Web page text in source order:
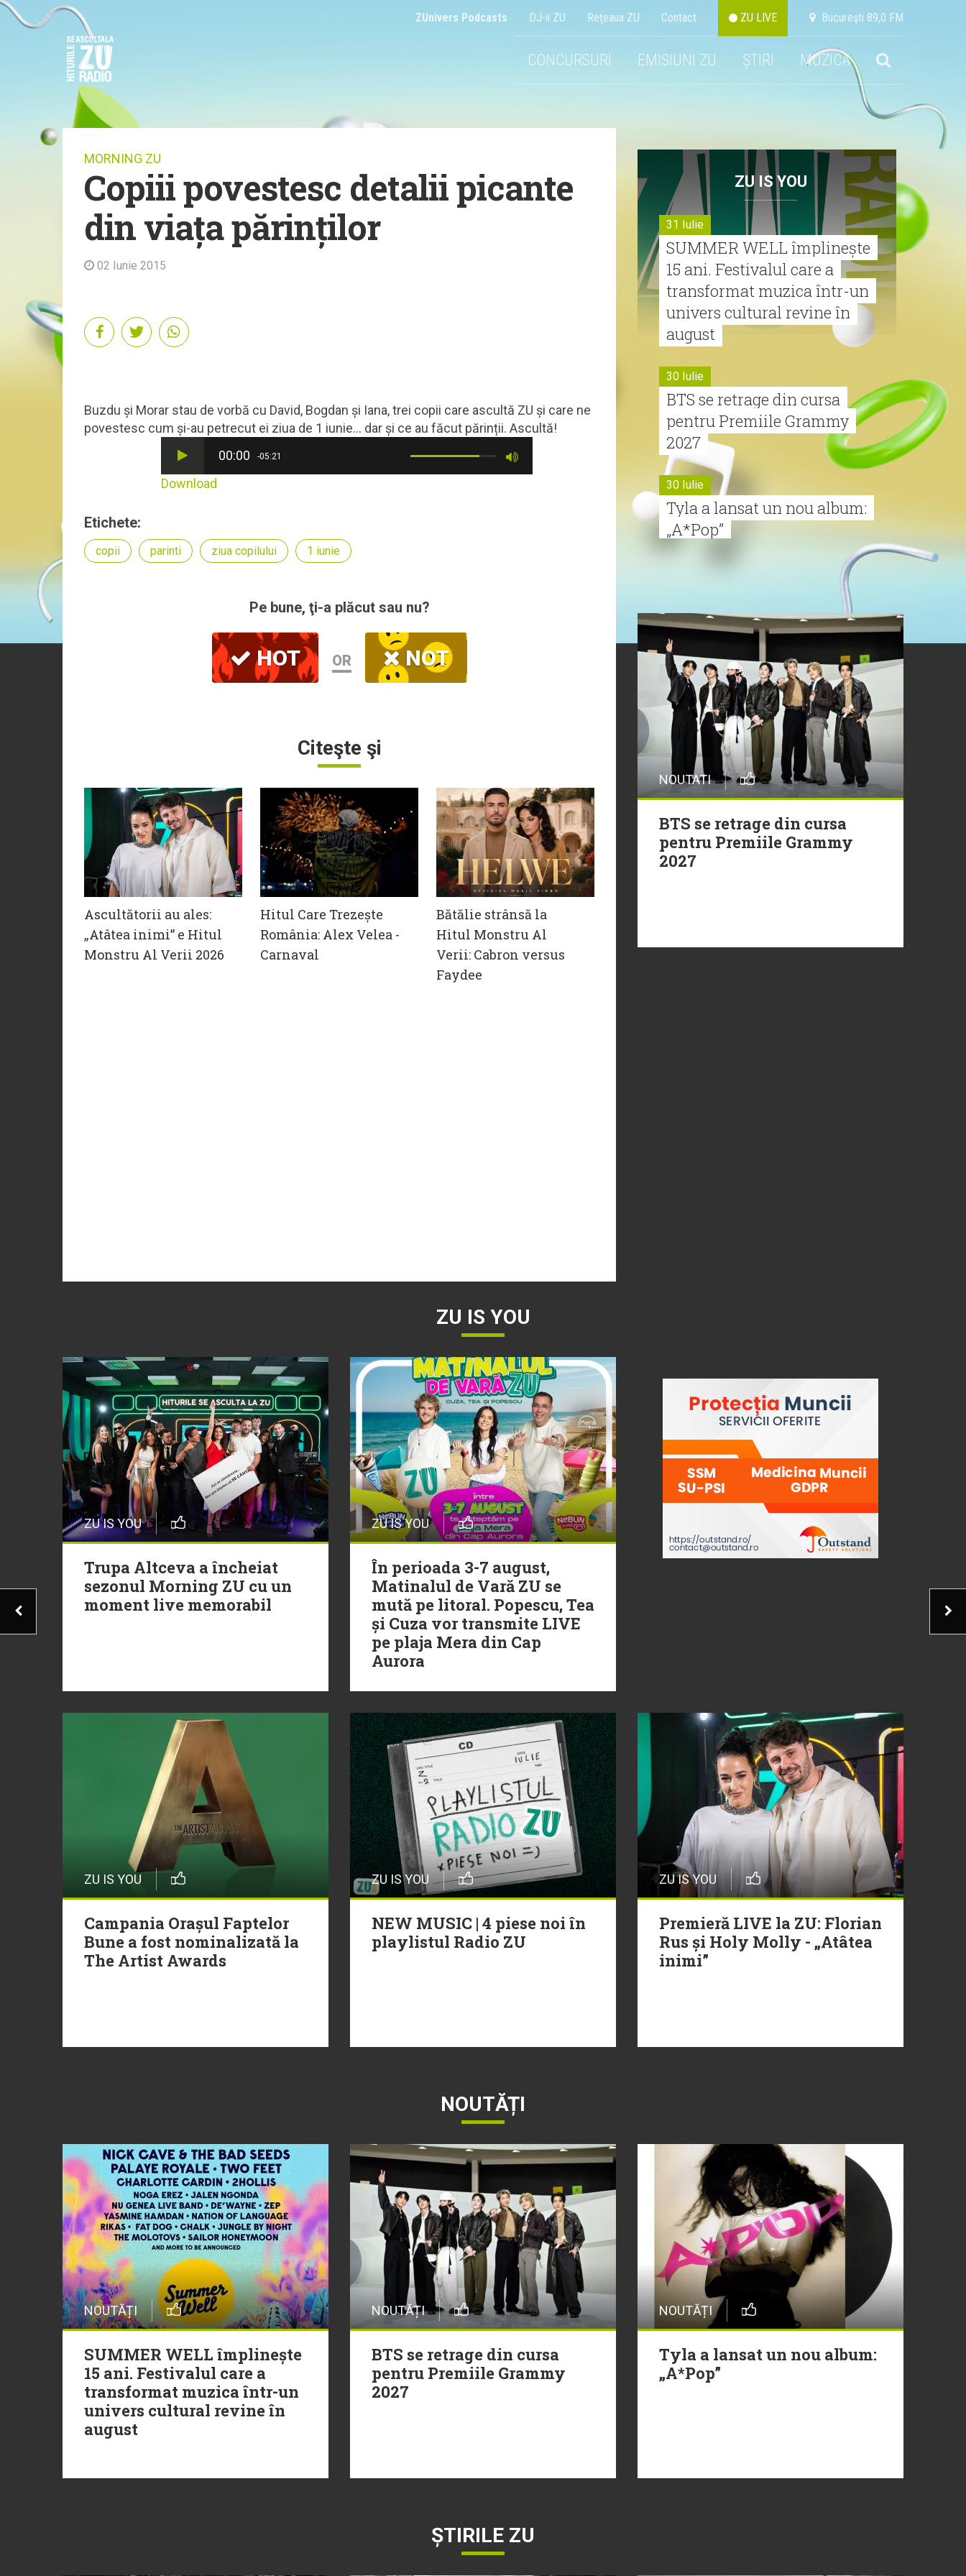
ZUnivers Podcasts DJ-ii ZU Reţeaua ZU Contact ZU LIVE Bucureşti 89,0 FM
CONCURSURI EMISIUNI ZU ȘTIRI MUZICA
MORNING ZU
Copiii povestesc detalii picante
din viața părinților
02 Iunie 2015
Buzdu și Morar stau de vorbă cu David, Bogdan și Iana, trei copii care ascultă ZU și care ne
povestesc cum și-au petrecut ei ziua de 1 iunie... dar și ce au făcut părinții. Ascultă!
00:00
-05:21
Download
Etichete:
copii parinti ziua copilului 1 iunie
Pe bune, ţi-a plăcut sau nu?
HOT OR NOT
Citeşte şi
Ascultătorii au ales:
„Atâtea inimi” e Hitul
Monstru Al Verii 2026
Hitul Care Trezește
România: Alex Velea -
Carnaval
Bătălie strânsă la
Hitul Monstru Al
Verii: Cabron versus
Faydee
ZU IS YOU
31 Iulie
SUMMER WELL împlinește
15 ani. Festivalul care a
transformat muzica într-un
univers cultural revine în
august
30 Iulie
BTS se retrage din cursa
pentru Premiile Grammy
2027
30 Iulie
Tyla a lansat un nou album:
„A*Pop”
Alexia lansează videoclipul
oficial pentru „Nu mai am
nume”
29 Iulie
Trupa Altceva a încheiat
sezonul Morning ZU cu un
moment live memorabil
29 Iulie
NEW MUSIC | 5 piese noi în
playlistul Radio ZU
NOUTATI
BTS se retrage din cursa
pentru Premiile Grammy
2027
ZU IS YOU
ZU IS YOU
Trupa Altceva a încheiat
sezonul Morning ZU cu un
moment live memorabil
ZU IS YOU
În perioada 3-7 august,
Matinalul de Vară ZU se
mută pe litoral. Popescu, Tea
și Cuza vor transmite LIVE
pe plaja Mera din Cap
Aurora
ZU IS YOU
Campania Orașul Faptelor
Bune a fost nominalizată la
The Artist Awards
ZU IS YOU
NEW MUSIC | 4 piese noi în
playlistul Radio ZU
ZU IS YOU
Premieră LIVE la ZU: Florian
Rus și Holy Molly - „Atâtea
inimi”
NOUTĂȚI
NOUTĂȚI
SUMMER WELL împlinește
15 ani. Festivalul care a
transformat muzica într-un
univers cultural revine în
august
NOUTĂȚI
BTS se retrage din cursa
pentru Premiile Grammy
2027
NOUTĂȚI
Tyla a lansat un nou album:
„A*Pop”
ȘTIRILE ZU